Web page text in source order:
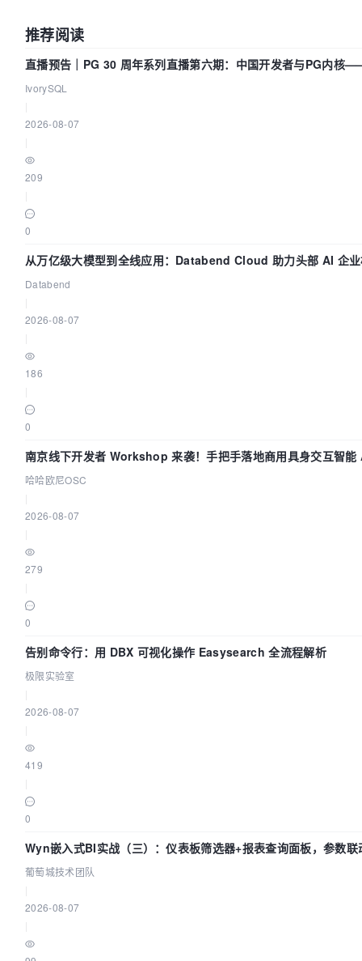
推荐阅读
直播预告｜PG 30 周年系列直播第六期：中国开发者与PG内核
献了什么？
IvorySQL
2026-08-07
209
0
从万亿级大模型到全线应用：Databend Cloud 助力头部 AI 企
管道
Databend
2026-08-07
186
0
南京线下开发者 Workshop 来袭！手把手落地商用具身交互智
哈哈欧尼OSC
2026-08-07
279
0
告别命令行：用 DBX 可视化操作 Easysearch 全流程解析
极限实验室
2026-08-07
419
0
Wyn嵌入式BI实战（三）：仪表板筛选器+报表查询面板，参数联
葡萄城技术团队
2026-08-07